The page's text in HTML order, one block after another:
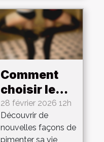
Comment
choisir le
sextoy
parfait pour
dynamiser
28 février 2026 12h
Découvrir de
nouvelles façons de
pimenter sa vie